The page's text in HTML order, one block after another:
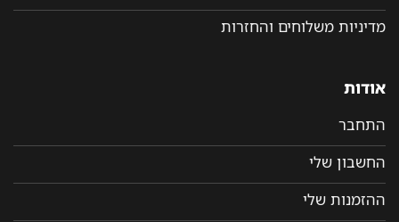
מדיניות משלוחים והחזרות
אודות
התחבר
החשבון שלי
ההזמנות שלי